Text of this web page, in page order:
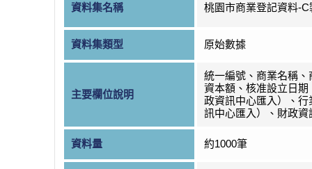
資料集名稱 桃園市商業登記資料-C
資料集類型 原始數據
主要欄位說明
統一編號、商業名稱、
資本額、核准設立日期
政資訊中心匯入）、行
訊中心匯入）、財政資
資料量 約1000筆